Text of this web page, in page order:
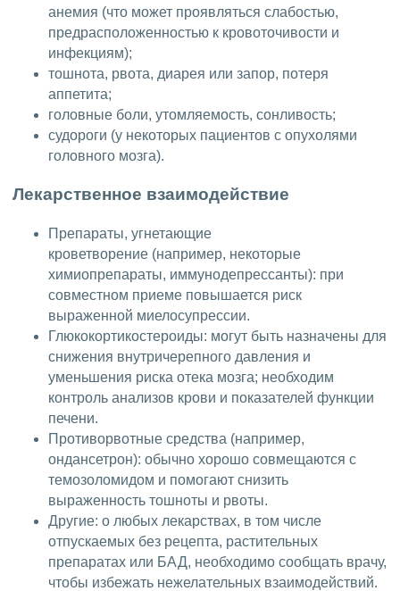
анемия (что может проявляться слабостью,
предрасположенностью к кровоточивости и
инфекциям);
тошнота, рвота, диарея или запор, потеря
аппетита;
головные боли, утомляемость, сонливость;
судороги (у некоторых пациентов с опухолями
головного мозга).
Лекарственное взаимодействие
Препараты, угнетающие
кроветворение (например, некоторые
химиопрепараты, иммунодепрессанты): при
совместном приеме повышается риск
выраженной миелосупрессии.
Глюкокортикостероиды: могут быть назначены для
снижения внутричерепного давления и
уменьшения риска отека мозга; необходим
контроль анализов крови и показателей функции
печени.
Противорвотные средства (например,
ондансетрон): обычно хорошо совмещаются с
темозоломидом и помогают снизить
выраженность тошноты и рвоты.
Другие: о любых лекарствах, в том числе
отпускаемых без рецепта, растительных
препаратах или БАД, необходимо сообщать врачу,
чтобы избежать нежелательных взаимодействий.